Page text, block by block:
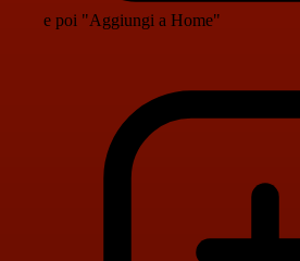
e poi "Aggiungi a Home"